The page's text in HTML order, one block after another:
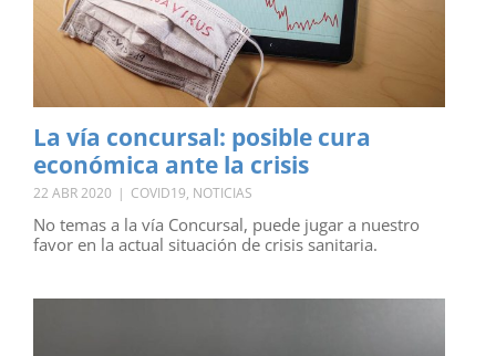
La vía concursal: posible cura
económica ante la crisis
22 ABR 2020 | COVID19, NOTICIAS
No temas a la vía Concursal, puede jugar a nuestro
favor en la actual situación de crisis sanitaria.